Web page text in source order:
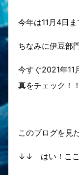
今年は11月4日ま
ちなみに伊豆部
今すぐ2021年11
真をチェック！
このブログを見
↓↓ はい！ここ